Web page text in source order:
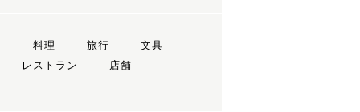
料理 旅行
文具
レストラン
店舗